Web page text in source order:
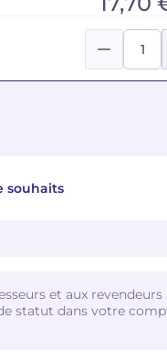
souhaits
et aux revendeurs
statut dans votre